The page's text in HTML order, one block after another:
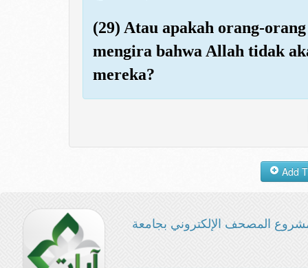
(29) Atau apakah orang-
mengira bahwa Allah tidak
mereka?
المصحف الإلكتروني بجامعة